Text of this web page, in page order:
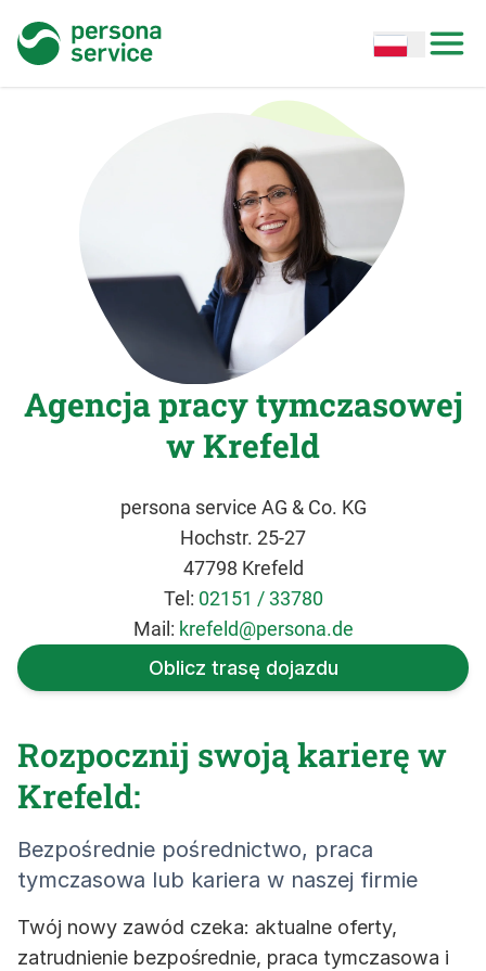
persona service Open options
Agencja pracy tymczasowej
w Krefeld
persona service AG & Co. KG
Hochstr. 25-27
47798 Krefeld
Tel: 02151 / 33780
Mail: krefeld@persona.de
Oblicz trasę dojazdu
Rozpocznij swoją karierę w
Krefeld:
Bezpośrednie pośrednictwo, praca
tymczasowa lub kariera w naszej firmie
Twój nowy zawód czeka: aktualne oferty,
zatrudnienie bezpośrednie, praca tymczasowa i